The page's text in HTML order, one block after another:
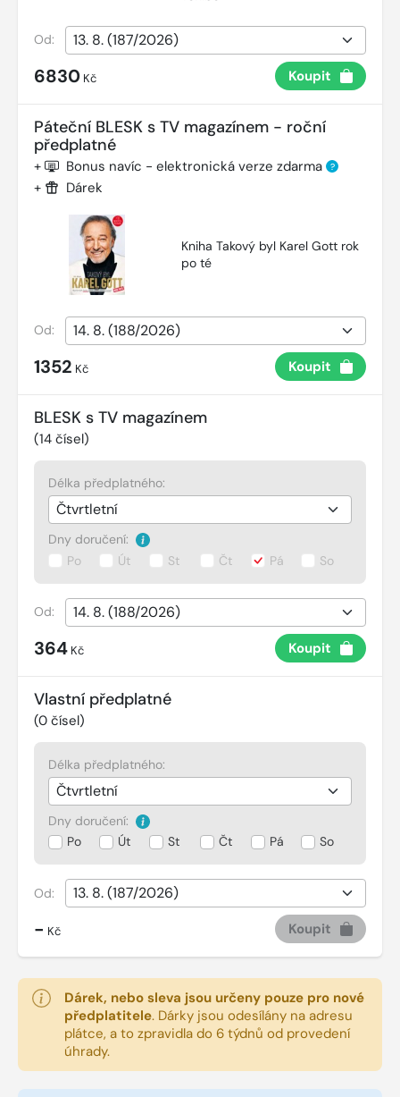
Od:
6830 Kč Koupit
Páteční BLESK s TV magazínem - roční
předplatné
+ Bonus navíc - elektronická verze zdarma ?
+ Dárek
Kniha Takový byl Karel Gott rok
po té
Od:
1352 Kč Koupit
BLESK s TV magazínem
(14 čísel)
Délka předplatného:
Dny doručení:
Po
Út St Čt Pá So
Od:
364 Kč Koupit
Vlastní předplatné
(0 čísel)
Délka předplatného:
Dny doručení:
Po
Út St Čt Pá So
Od:
- Kč Koupit
Dárek, nebo sleva jsou určeny pouze pro nové
předplatitele. Dárky jsou odesílány na adresu
plátce, a to zpravidla do 6 týdnů od provedení
úhrady.